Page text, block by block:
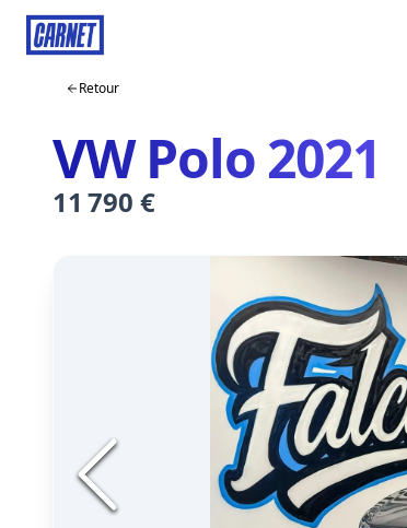
Retour
VW Polo 2021
11 790 €